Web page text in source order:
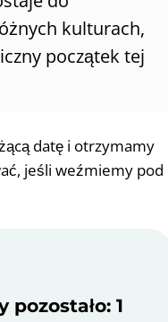
kulturach,
początek tej
datę i otrzymamy
jeśli weźmiemy pod
1